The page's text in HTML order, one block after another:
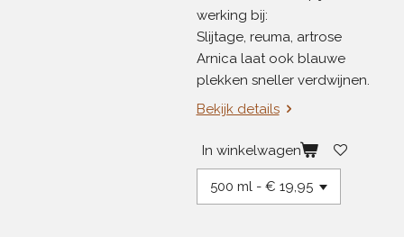
werking bij:
Slijtage, reuma, artrose
Arnica laat ook blauwe
plekken sneller verdwijnen.
Bekijk details
In winkelwagen